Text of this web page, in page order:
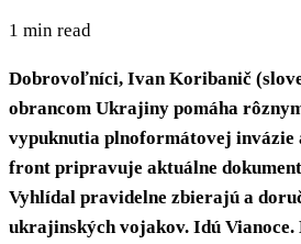
1 min read
Dobrovoľníci, Ivan Koribanič
obrancom Ukrajiny pomáha
vypuknutia plnoformátovej invázie
front pripravuje aktuálne
Vyhlídal pravidelne zbierajú a
ukrajinských vojakov. Idú Vianoce.